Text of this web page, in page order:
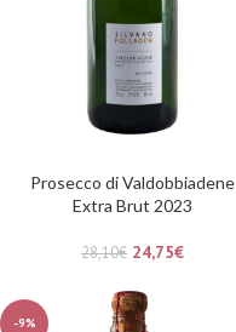
Prosecco di Valdobbiadene
Extra Brut 2023
28,10€ 24,75€
-9%